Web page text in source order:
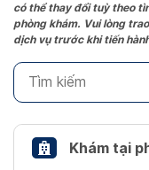
question
mark
to
keyboard
shortcuts
có thể thay đổi tuỳ theo
phòng khám. Vui lòng
dịch vụ trước khi tiến
Khám tại